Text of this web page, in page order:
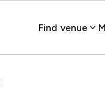
Find venue